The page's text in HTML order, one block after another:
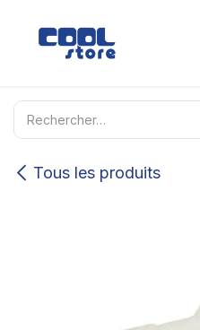
Tous les produits